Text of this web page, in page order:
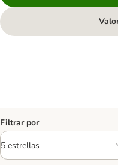
Filtrar por